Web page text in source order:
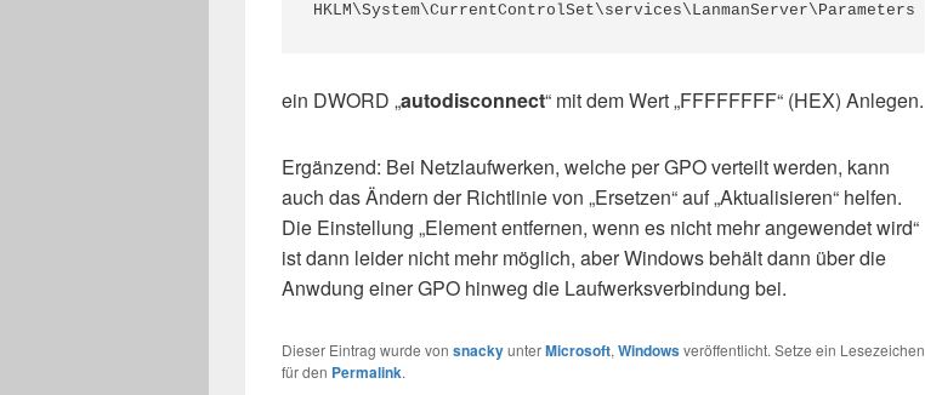
HKLM\System\CurrentControlSet\services\LanmanServer\Parameters
ein DWORD „autodisconnect“ mit dem Wert „FFFFFFFF“ (HEX) Anlegen.
Ergänzend: Bei Netzlaufwerken, welche per GPO verteilt werden, kann
auch das Ändern der Richtlinie von „Ersetzen“ auf „Aktualisieren“ helfen.
Die Einstellung „Element entfernen, wenn es nicht mehr angewendet wird“
ist dann leider nicht mehr möglich, aber Windows behält dann über die
Anwdung einer GPO hinweg die Laufwerksverbindung bei.
Dieser Eintrag wurde von snackyunterMicrosoft, Windowsveröffentlicht. Setze ein Lesezeichen
für den Permalink.